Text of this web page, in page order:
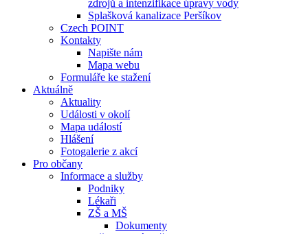
zdrojů a intenzifikace úpravy vody
Splašková kanalizace Peršíkov
Czech POINT
Kontakty
Napište nám
Mapa webu
Formuláře ke stažení
Aktuálně
Aktuality
Události v okolí
Mapa událostí
Hlášení
Fotogalerie z akcí
Pro občany
Informace a služby
Podniky
Lékaři
ZŠ a MŠ
Dokumenty